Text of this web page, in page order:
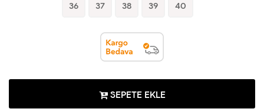
36 37 38 39 40
SEPETE EKLE